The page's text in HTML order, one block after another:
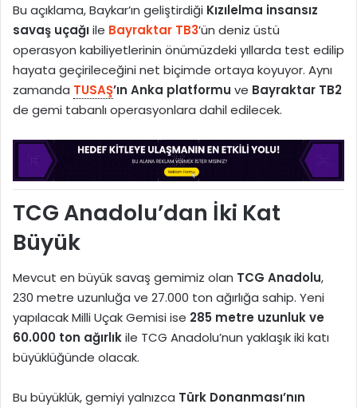
Bu açıklama, Baykar’ın geliştirdiği Kızılelma insansız
savaş uçağıile Bayraktar TB3’ün deniz üstü
operasyon kabiliyetlerinin önümüzdeki yıllarda test edilip
hayata geçirileceğini net biçimde ortaya koyuyor. Aynı
zamanda TUSAŞ’ın Anka platformu ve Bayraktar TB2
de gemi tabanlı operasyonlara dahil edilecek.
TCG Anadolu’dan İki Kat
Büyük
Mevcut en büyük savaş gemimiz olan TCG Anadolu,
230 metre uzunluğa ve 27.000 ton ağırlığa sahip. Yeni
yapılacak Milli Uçak Gemisi ise 285 metre uzunluk ve
60.000 ton ağırlıkile TCG Anadolu’nun yaklaşık iki katı
büyüklüğünde olacak.
Bu büyüklük, gemiyi yalnızca Türk Donanması’nın